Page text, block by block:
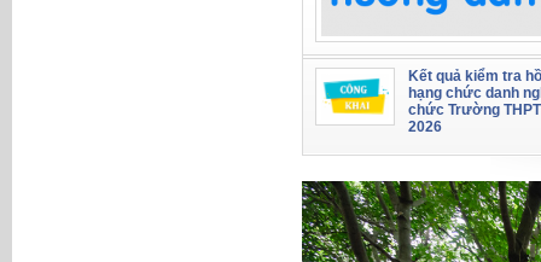
Kết quả kiểm tra
hạng chức danh
chức Trường
2026